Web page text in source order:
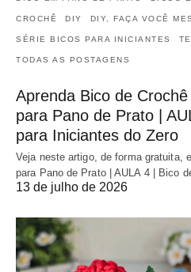
CROCHÊ DIY DIY, FAÇA VOCÊ
SÉRIE BICOS PARA INICIANTES
TODAS AS POSTAGENS
Aprenda Bico de
para Pano de Prato |
para Iniciantes do Zero
Veja neste artigo, de forma gratuita,
para Pano de Prato | AULA 4 | Bico
13 de julho de 2026